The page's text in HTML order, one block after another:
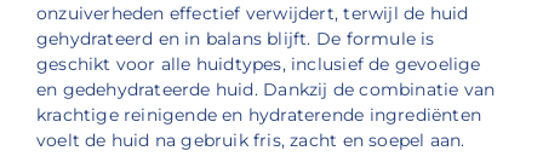
onzuiverheden effectief verwijdert, terwijl de huid
gehydrateerd en in balans blijft. De formule is
geschikt voor alle huidtypes, inclusief de gevoelige
en gedehydrateerde huid. Dankzij de combinatie van
krachtige reinigende en hydraterende ingrediënten
voelt de huid na gebruik fris, zacht en soepel aan.